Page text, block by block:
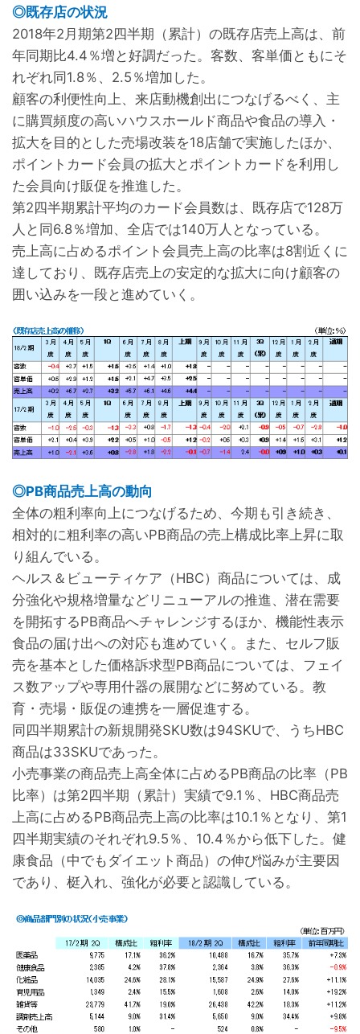
◎既存店の状況
2018年2月期第2四半期（累計）の既存店売上高は、前
年同期比4.4％増と好調だった。客数、客単価ともにそ
れぞれ同1.8％、2.5％増加した。
顧客の利便性向上、来店動機創出につなげるべく、主
に購買頻度の高いハウスホールド商品や食品の導入・
拡大を目的とした売場改装を18店舗で実施したほか、
ポイントカード会員の拡大とポイントカードを利用し
た会員向け販促を推進した。
第2四半期累計平均のカード会員数は、既存店で128万
人と同6.8％増加、全店では140万人となっている。
売上高に占めるポイント会員売上高の比率は8割近くに
達しており、既存店売上の安定的な拡大に向け顧客の
囲い込みを一段と進めていく。
◎PB商品売上高の動向
全体の粗利率向上につなげるため、今期も引き続き、
相対的に粗利率の高いPB商品の売上構成比率上昇に取
り組んでいる。
ヘルス＆ビューティケア（HBC）商品については、成
分強化や規格増量などリニューアルの推進、潜在需要
を開拓するPB商品へチャレンジするほか、機能性表示
食品の届け出への対応も進めていく。また、セルフ販
売を基本とした価格訴求型PB商品については、フェイ
ス数アップや専用什器の展開などに努めている。教
育・売場・販促の連携を一層促進する。
同四半期累計の新規開発SKU数は94SKUで、うちHBC
商品は33SKUであった。
小売事業の商品売上高全体に占めるPB商品の比率（PB
比率）は第2四半期（累計）実績で9.1％、HBC商品売
上高に占めるPB商品売上高の比率は10.1％となり、第1
四半期実績のそれぞれ9.5％、10.4％から低下した。健
康食品（中でもダイエット商品）の伸び悩みが主要因
であり、梃入れ、強化が必要と認識している。